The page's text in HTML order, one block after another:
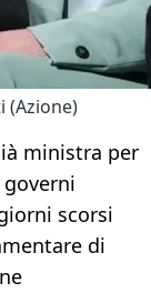
(Azione)
ministra per
scorsi
di